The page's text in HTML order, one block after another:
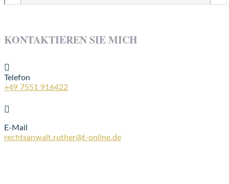
KONTAKTIEREN SIE MICH

Telefon
+49 7551 916422

E-Mail
rechtsanwalt.ruther@t-online.de